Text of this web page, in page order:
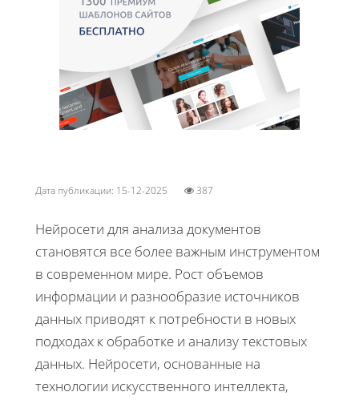
Дата публикации: 15-12-2025 387
Нейросети для анализа документов
становятся все более важным инструментом
в современном мире. Рост объемов
информации и разнообразие источников
данных приводят к потребности в новых
подходах к обработке и анализу текстовых
данных. Нейросети, основанные на
технологии искусственного интеллекта,